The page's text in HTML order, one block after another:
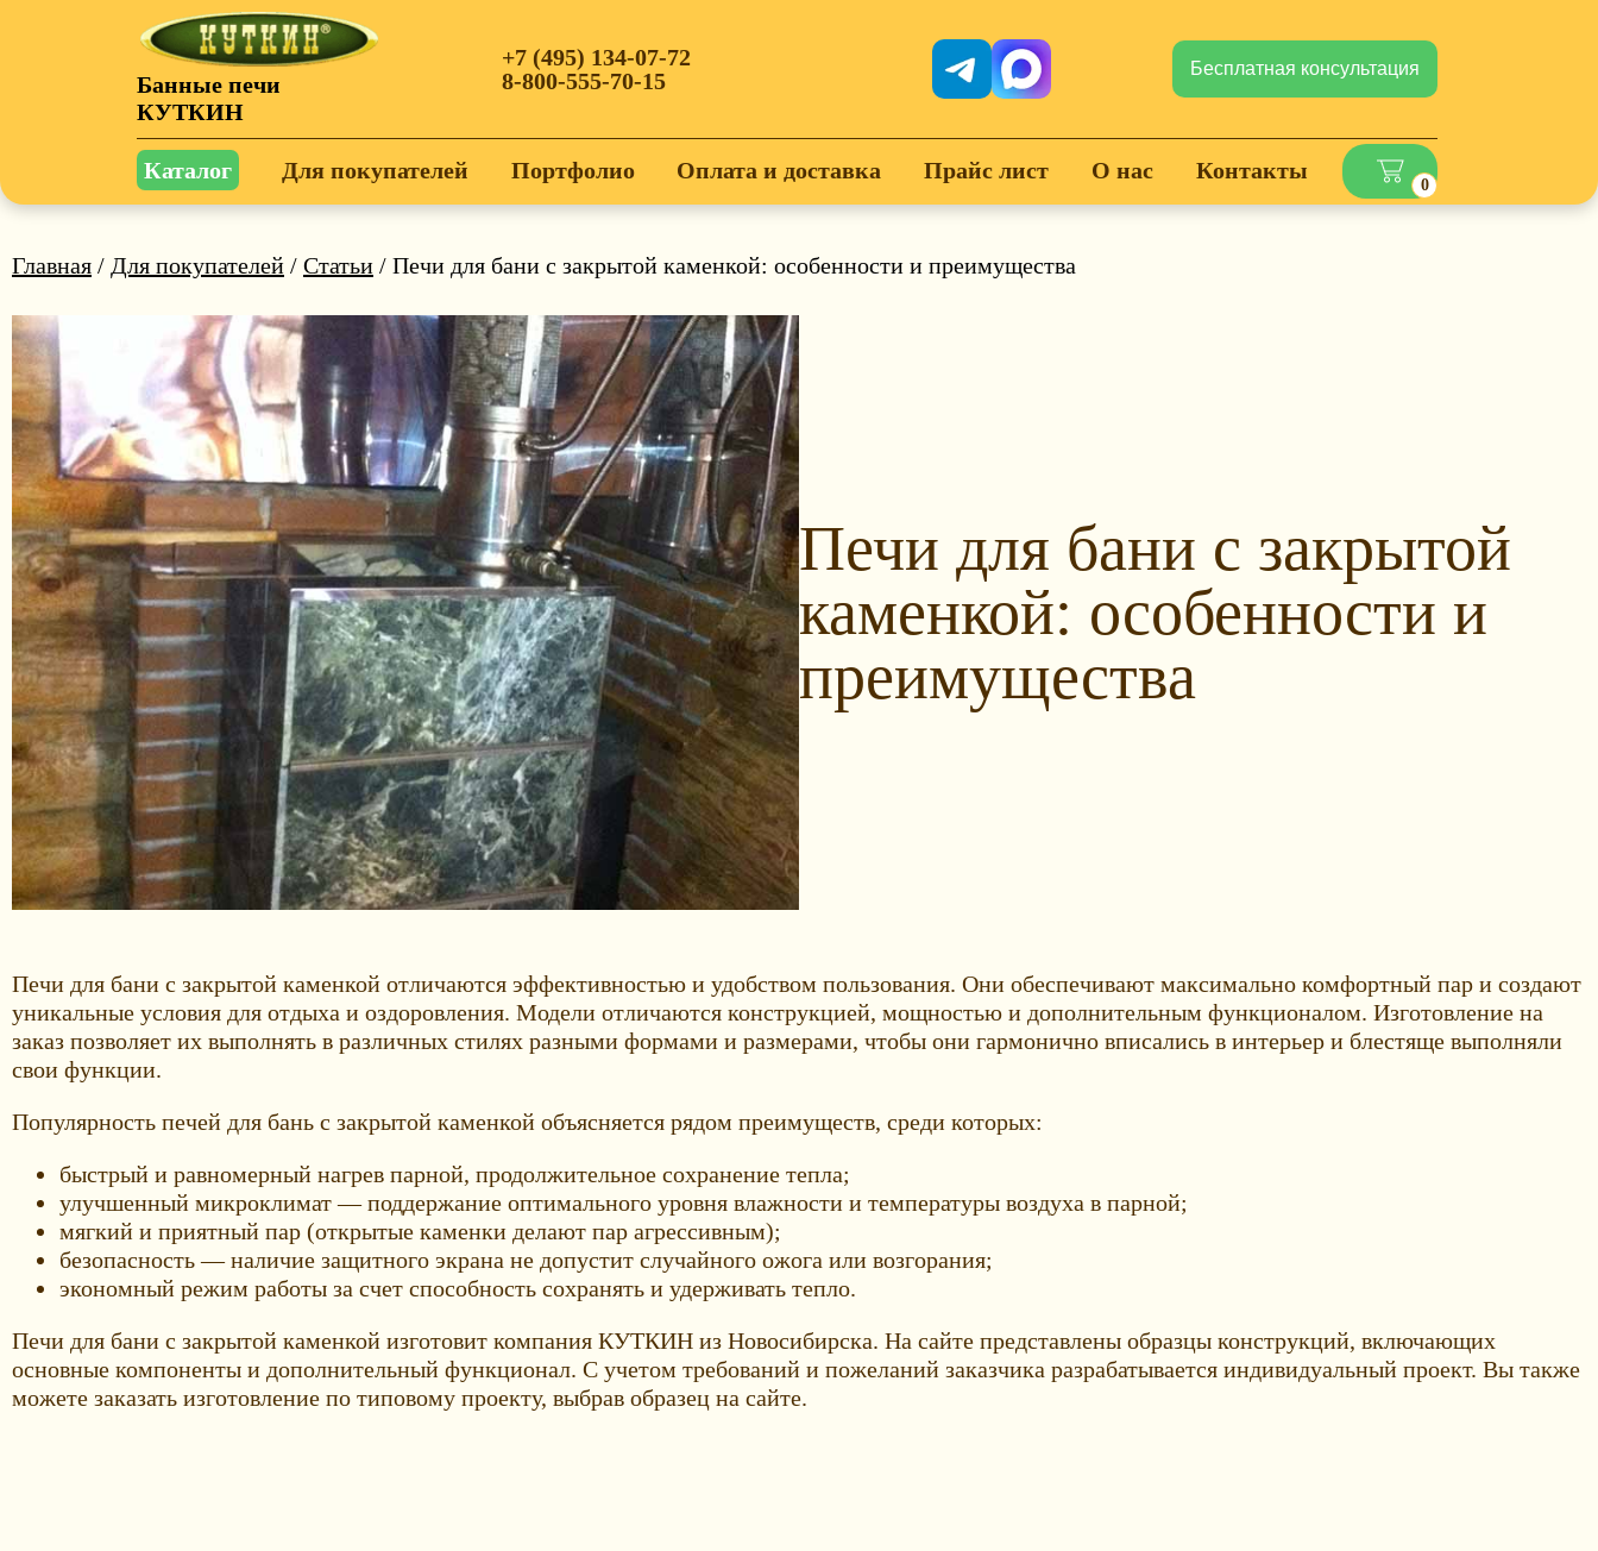
Банные печи
КУТКИН
+7 (495) 134-07-72
8-800-555-70-15
Бесплатная консультация
Каталог Для покупателей Портфолио Оплата и доставка Прайс лист О нас Контакты
0
Главная / Для покупателей / Статьи / Печи для бани с закрытой каменкой: особенности и преимущества
Печи для бани с закрытой
каменкой: особенности и
преимущества
Печи для бани с закрытой каменкой отличаются эффективностью и удобством пользования. Они обеспечивают максимально комфортный пар и создают
уникальные условия для отдыха и оздоровления. Модели отличаются конструкцией, мощностью и дополнительным функционалом. Изготовление на
заказ позволяет их выполнять в различных стилях разными формами и размерами, чтобы они гармонично вписались в интерьер и блестяще выполняли
свои функции.
Популярность печей для бань с закрытой каменкой объясняется рядом преимуществ, среди которых:
быстрый и равномерный нагрев парной, продолжительное сохранение тепла;
улучшенный микроклимат — поддержание оптимального уровня влажности и температуры воздуха в парной;
мягкий и приятный пар (открытые каменки делают пар агрессивным);
безопасность — наличие защитного экрана не допустит случайного ожога или возгорания;
экономный режим работы за счет способность сохранять и удерживать тепло.
Печи для бани с закрытой каменкой изготовит компания КУТКИН из Новосибирска. На сайте представлены образцы конструкций, включающих
основные компоненты и дополнительный функционал. С учетом требований и пожеланий заказчика разрабатывается индивидуальный проект. Вы также
можете заказать изготовление по типовому проекту, выбрав образец на сайте.